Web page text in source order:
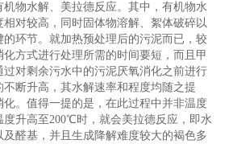
机物水解、美拉德反应。其中，有机物水
对较高，同时固体物溶解、絮体破碎以
的环节。就加热预处理后的污泥而已，较
方式进行处理所需的时间要短，而且甲
对剩余污水中的污泥厌氧消化之前进行
断升高，其水解速率和程度均随之提
化。值得一提的是，在此过程中并非温度
度升高至200℃时，就会美拉德反应，即水
醛基，并且生成降解难度较大的褐色多